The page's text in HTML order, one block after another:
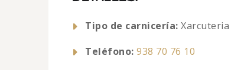
Tipo de carnicería: Xarcuteria
Teléfono: 938 70 76 10